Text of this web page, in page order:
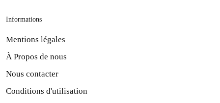
Informations
Mentions légales
À Propos de nous
Nous contacter
Conditions d'utilisation